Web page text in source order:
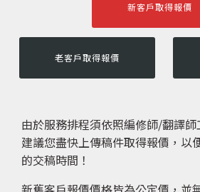
新客戶取得報價
老客戶取得報價
由於服務排程須依照編修師/翻譯
建議您盡快上傳稿件取得報價，以
的交稿時間！